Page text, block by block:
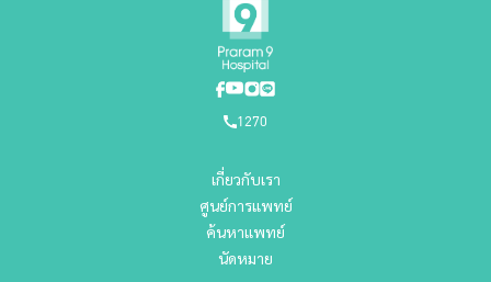
1270
เกี่ยวกับเรา
ศูนย์การแพทย์
ค้นหาแพทย์
นัดหมาย